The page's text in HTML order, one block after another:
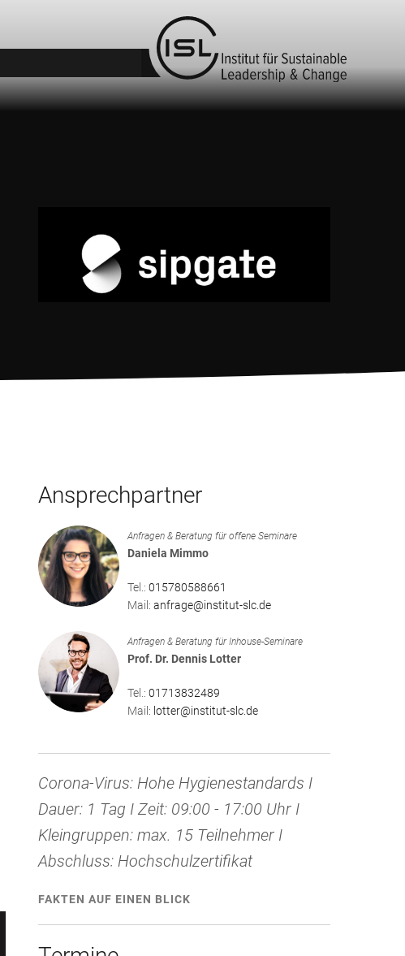
Ansprechpartner
Anfragen & Beratung für offene Seminare
Daniela Mimmo
Tel.:015780588661
Mail:anfrage@institut-slc.de
Anfragen & Beratung für Inhouse-Seminare
Prof. Dr. Dennis Lotter
Tel.:01713832489
Mail: lotter@institut-slc.de
Corona-Virus: Hohe Hygienestandards I
Dauer: 1 Tag I Zeit: 09:00 - 17:00 Uhr I
Kleingruppen: max. 15 Teilnehmer I
Abschluss: Hochschulzertifikat
FAKTEN AUF EINEN BLICK